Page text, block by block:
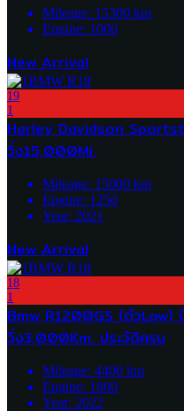
Mileage: 15300 km
Engine: 1000
New Arrival
19
1
Harley Davidson
วิ่ง15,000Mi.
Mileage: 15000 km
Engine: 1250
Year: 2021
New Arrival
18
1
Bmw R1200GS (ตัวLow)
วิ่ง3,000Km. ประวัติครบ
Mileage: 4400 km
Engine: 1800
Year: 2022